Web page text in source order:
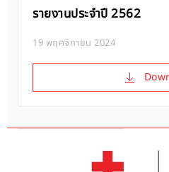
รายงานประจำปี 2562
19 พฤศจิกายน 2024